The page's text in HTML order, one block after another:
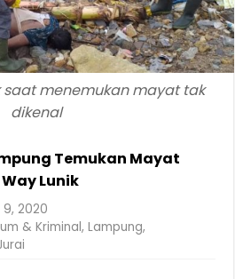
saat menemukan mayat tak
dikenal
Temukan Mayat
Lunik
9, 2020
& Kriminal,Lampung,